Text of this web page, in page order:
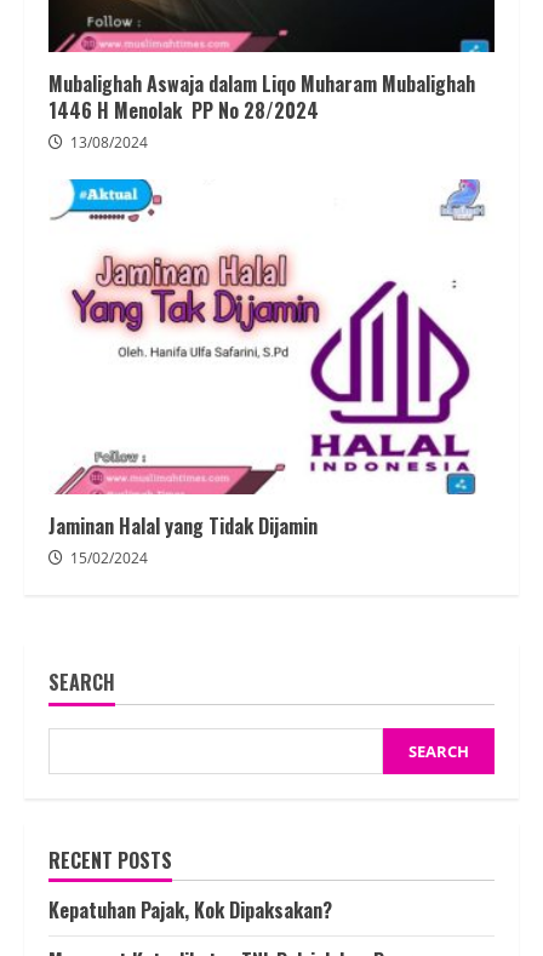
Mubalighah Aswaja dalam Liqo Muharam Mubalighah
1446 H Menolak PP No 28/2024
13/08/2024
Jaminan Halal yang Tidak Dijamin
15/02/2024
SEARCH
SEARCH
RECENT POSTS
Kepatuhan Pajak, Kok Dipaksakan?